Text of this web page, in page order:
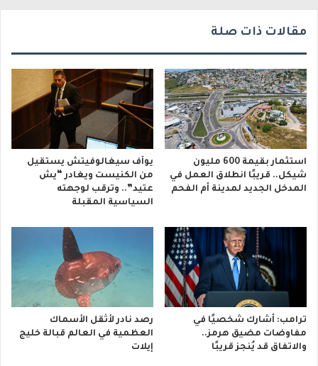
ي
مقالات ذات صلة
استثمار بقيمة 600 مليون
شيكل.. قريبًا انطلاق العمل في
المدخل الجديد لمدينة أم الفحم
يوآف سيغالوفيتش يستقيل
من الكنيست ويغادر “يش
عتيد”.. وترقب لوجهته
السياسية المقبلة
ترامب: أشارك شخصيًا في
مفاوضات مضيق هرمز..
والاتفاق قد يُنجز قريبًا
رصد نادر لأثقل الأسماك
العظمية في العالم قبالة خليج
إيلات